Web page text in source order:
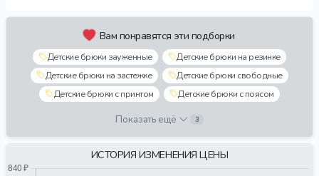
Вам понравятся эти подборки
Детские брюки зауженные
Детские брюки на резинке
Детские брюки на застежке
Детские брюки свободные
Детские брюки с принтом
Детские брюки с поясом
Показать ещё 3
ИСТОРИЯ ИЗМЕНЕНИЯ ЦЕНЫ